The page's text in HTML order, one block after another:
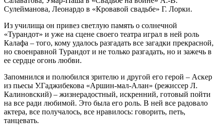
Сулейманова, Леонардо в «Кровавой свадьбе» Г. Лорки.
Из училища он привез светлую память о солнечной
«Турандот» и уже на сцене своего театра играл в ней роль
Калафа – того, кому удалось разгадать все загадки прекрасной,
но своенравной Турандот и не только разгадать, но и зажечь в
ее сердце огонь любви.
Запомнился и полюбился зрителю и другой его герой – Аскер
из пьесы У.Гаджибекова «Аршин-мал-Алан» (режиссер Л.
Калиновский) – жизнерадостный, искренний, готовый пойти
на все ради любимой. Это была его роль. В ней все радовало
актера, все получалось, все нравилось: говорить, петь,
танцевать.